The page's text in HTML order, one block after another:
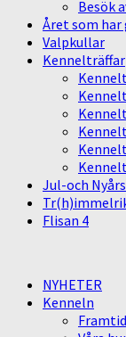
Besök
Året som
Valpkullar
Kennelträffar
Jul-och
Flisan 4
NYHETER
Kenneln